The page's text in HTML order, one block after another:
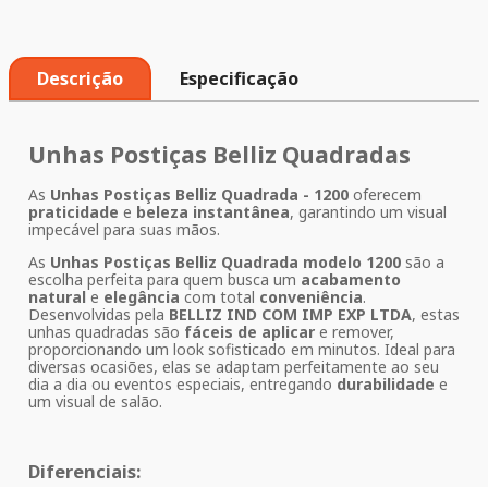
Descrição Especificação
Unhas Postiças Belliz Quadradas
As Unhas Postiças Belliz Quadrada - 1200 oferecem
praticidade e beleza instantânea, garantindo um visual
impecável para suas mãos.
As Unhas Postiças Belliz Quadrada modelo 1200 são a
escolha perfeita para quem busca um acabamento
natural e elegância com total conveniência.
Desenvolvidas pela BELLIZ IND COM IMP EXP LTDA, estas
unhas quadradas são fáceis de aplicar e remover,
proporcionando um look sofisticado em minutos. Ideal para
diversas ocasiões, elas se adaptam perfeitamente ao seu
dia a dia ou eventos especiais, entregando durabilidade e
um visual de salão.
Diferenciais: